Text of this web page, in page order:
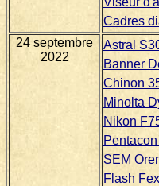
Cadres
24 septembre
2022
Astral
Banner
Chinon
Minolta
Nikon
Pentacon
SEM
Flash